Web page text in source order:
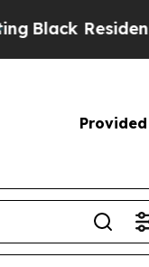
Warned